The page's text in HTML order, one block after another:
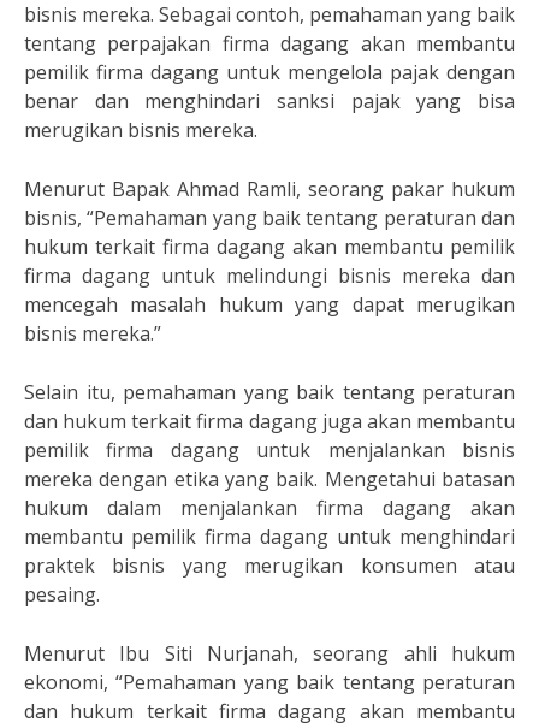
bisnis mereka. Sebagai contoh, pemahaman yang baik
tentang perpajakan firma dagang akan membantu
pemilik firma dagang untuk mengelola pajak dengan
benar dan menghindari sanksi pajak yang bisa
merugikan bisnis mereka.
Menurut Bapak Ahmad Ramli, seorang pakar hukum
bisnis, “Pemahaman yang baik tentang peraturan dan
hukum terkait firma dagang akan membantu pemilik
firma dagang untuk melindungi bisnis mereka dan
mencegah masalah hukum yang dapat merugikan
bisnis mereka.”
Selain itu, pemahaman yang baik tentang peraturan
dan hukum terkait firma dagang juga akan membantu
pemilik firma dagang untuk menjalankan bisnis
mereka dengan etika yang baik. Mengetahui batasan
hukum dalam menjalankan firma dagang akan
membantu pemilik firma dagang untuk menghindari
praktek bisnis yang merugikan konsumen atau
pesaing.
Menurut Ibu Siti Nurjanah, seorang ahli hukum
ekonomi, “Pemahaman yang baik tentang peraturan
dan hukum terkait firma dagang akan membantu